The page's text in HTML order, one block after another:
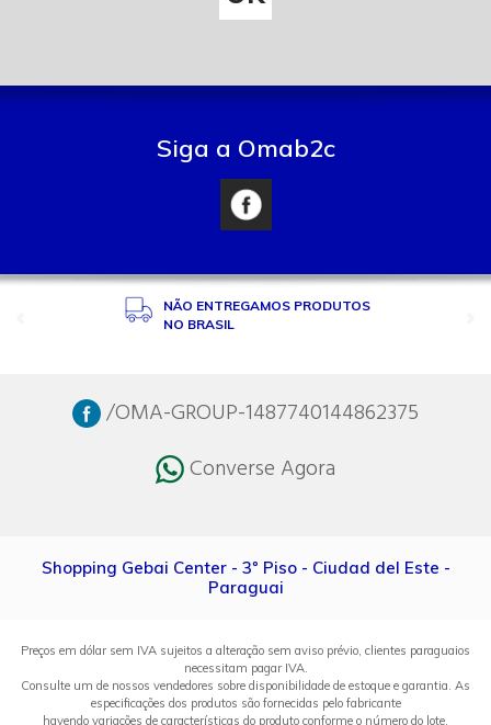
Siga a Omab2c
NÃO ENTREGAMOS PRODUTOS
NO BRASIL
/OMA-GROUP-1487740144862375
Converse Agora
Shopping Gebai Center - 3º Piso - Ciudad del Este -
Paraguai
Preços em dólar sem IVA sujeitos a alteração sem aviso prévio, clientes paraguaios
necessitam pagar IVA.
Consulte um de nossos vendedores sobre disponibilidade de estoque e garantia. As
especificações dos produtos são fornecidas pelo fabricante
havendo variações de características do produto conforme o número do lote.